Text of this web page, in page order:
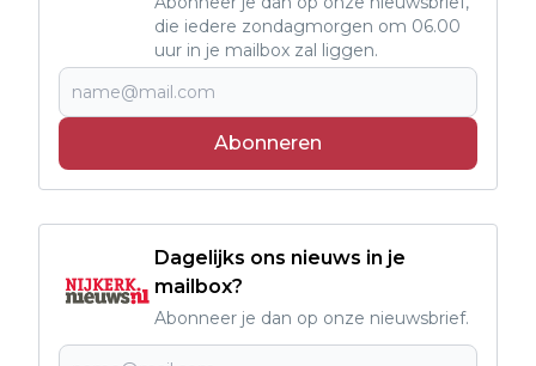
die iedere zondagmorgen om 06.00
uur in je mailbox zal liggen.
Abonneren
Dagelijks ons nieuws in je
mailbox?
Abonneer je dan op onze nieuwsbrief.